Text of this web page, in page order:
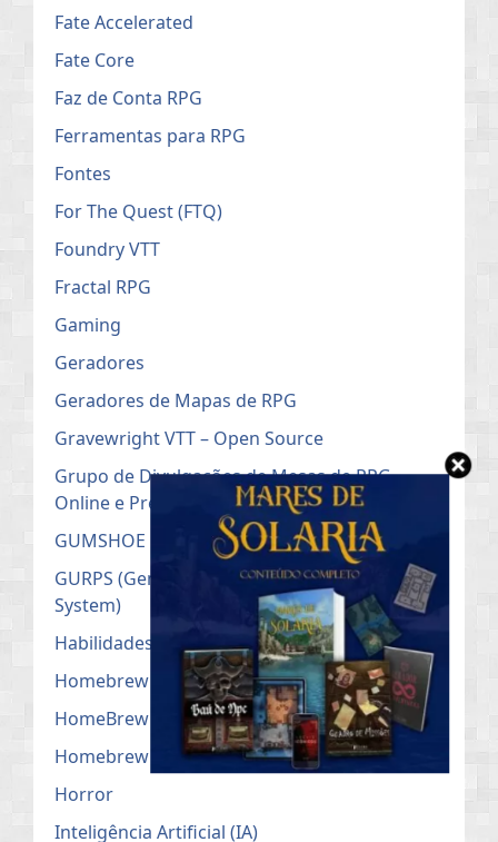
Fate Accelerated
Fate Core
Faz de Conta RPG
Ferramentas para RPG
Fontes
For The Quest (FTQ)
Foundry VTT
Fractal RPG
Gaming
Geradores
Geradores de Mapas de RPG
Gravewright VTT – Open Source
Grupo de Divulgações de Mesas de RPG
Online e Presencial
GUMSHOE
GURPS (Generic Universal Role Playing
System)
Habilidades Raciais
Homebrew
HomeBrew
Homebrew – D&D5e
Horror
Inteligência Artificial (IA)